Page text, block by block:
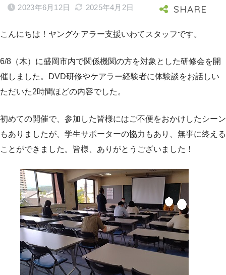
2023年6月12日 2025年4月2日
こんにちは！ヤングケアラー支援いわてスタッフです。
6/8（木）に盛岡市内で関係機関の方を対象とした研修会を開
催しました。DVD研修やケアラー経験者に体験談をお話しい
ただいた2時間ほどの内容でした。
初めての開催で、参加した皆様にはご不便をおかけしたシーン
もありましたが、学生サポーターの協力もあり、無事に終える
ことができました。皆様、ありがとうございました！